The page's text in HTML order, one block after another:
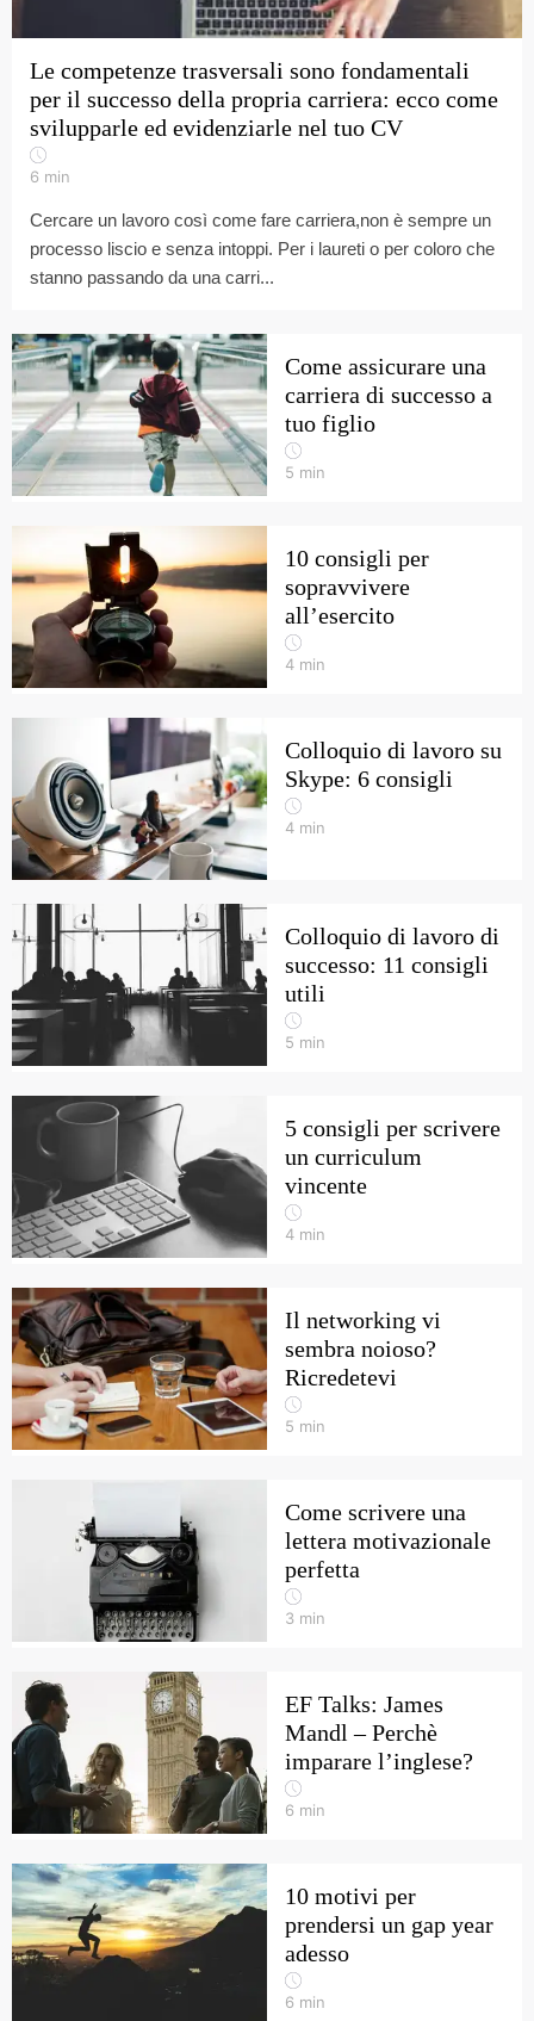
Le competenze trasversali sono fondamentali
per il successo della propria carriera: ecco come
svilupparle ed evidenziarle nel tuo CV
6 min
Cercare un lavoro così come fare carriera,non è sempre un
processo liscio e senza intoppi. Per i laureti o per coloro che
stanno passando da una carri...
Come assicurare una
carriera di successo a
tuo figlio
5 min
10 consigli per
sopravvivere
all’esercito
4 min
Colloquio di lavoro su
Skype: 6 consigli
4 min
Colloquio di lavoro di
successo: 11 consigli
utili
5 min
5 consigli per scrivere
un curriculum
vincente
4 min
Il networking vi
sembra noioso?
Ricredetevi
5 min
Come scrivere una
lettera motivazionale
perfetta
3 min
EF Talks: James
Mandl – Perchè
imparare l’inglese?
6 min
10 motivi per
prendersi un gap year
adesso
6 min